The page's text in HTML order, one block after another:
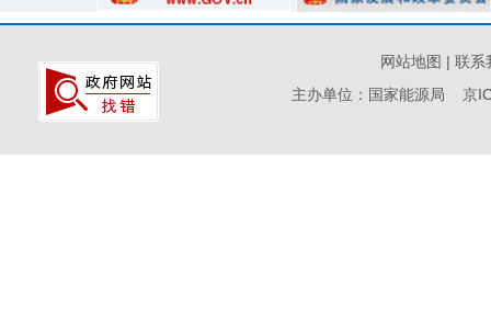
网站地图 | 联系
主办单位：国家能源局 京